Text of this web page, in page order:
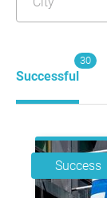
Successful
30
Success